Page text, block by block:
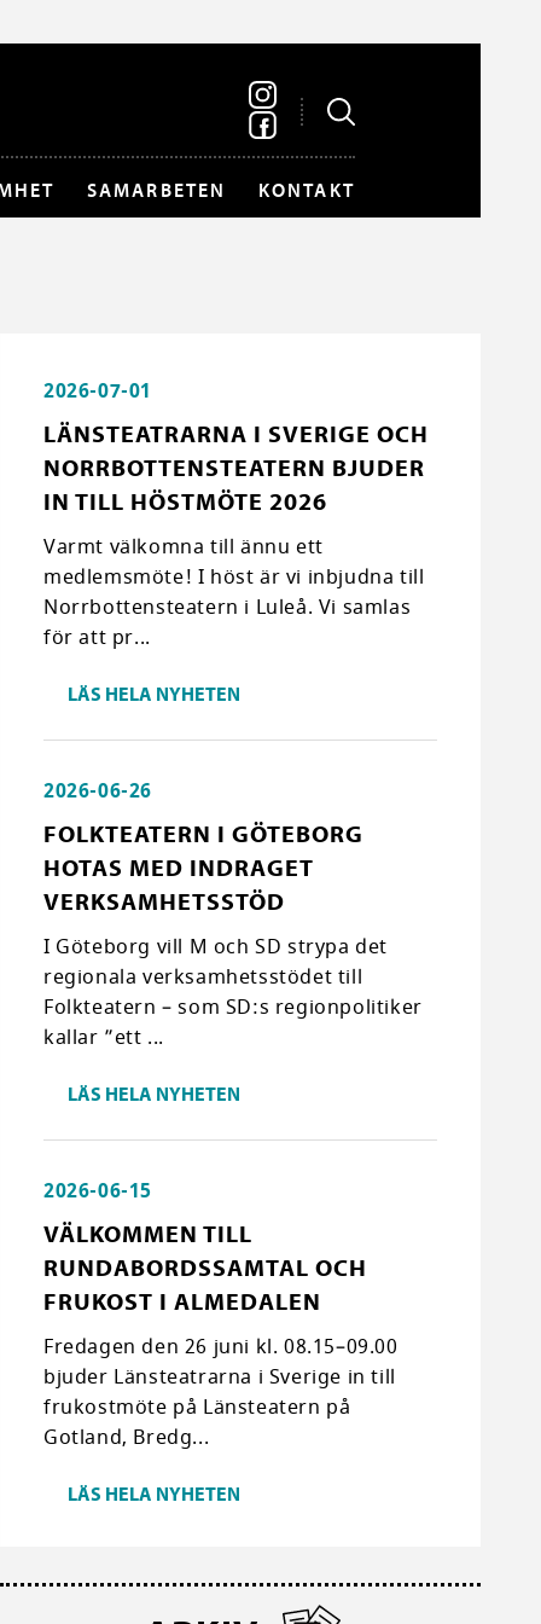
SAMARBETEN KONTAKT
2026-07-01
LÄNSTEATRARNA I SVERIGE OCH
NORRBOTTENSTEATERN BJUDER
IN TILL HÖSTMÖTE 2026
Varmt välkomna till ännu ett
medlemsmöte! I höst är vi inbjudna till
Norrbottensteatern i Luleå. Vi samlas
för att pr...
LÄS HELA NYHETEN
2026-06-26
FOLKTEATERN I GÖTEBORG
HOTAS MED INDRAGET
VERKSAMHETSSTÖD
I Göteborg vill M och SD strypa det
regionala verksamhetsstödet till
Folkteatern – som SD:s regionpolitiker
kallar ”ett ...
LÄS HELA NYHETEN
2026-06-15
VÄLKOMMEN TILL
RUNDABORDSSAMTAL OCH
FRUKOST I ALMEDALEN
Fredagen den 26 juni kl. 08.15–09.00
bjuder Länsteatrarna i Sverige in till
frukostmöte på Länsteatern på
Gotland, Bredg...
LÄS HELA NYHETEN